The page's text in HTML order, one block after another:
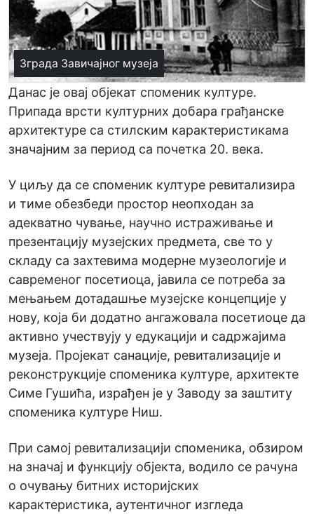
Зграда Завичајног музеја
Данас је овај објекат споменик културе.
Припада врсти културних добара грађанске
архитектуре са стилским карактеристикама
значајним за период са почетка 20. века.
У циљу да се споменик културе ревитализира
и тиме обезбеди простор неопходан за
адекватно чување, научно истраживање и
презентацију музејских предмета, све то у
складу са захтевима модерне музеологије и
савременог посетиоца, јавила се потреба за
мењањем дотадашње музејске концепције у
нову, која би додатно ангажовала посетиоце да
активно учествују у едукацији и садржајима
музеја. Пројекат санације, ревитализације и
реконструкције споменика културе, архитекте
Симе Гушића, израђен је у Заводу за заштиту
споменика културе Ниш.
При самој ревитализацији споменика, обзиром
на значај и функцију објекта, водило се рачуна
о очувању битних историјских
карактеристика, аутентичног изгледа